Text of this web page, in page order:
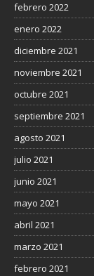
febrero 2022
enero 2022
diciembre 2021
noviembre 2021
octubre 2021
septiembre 2021
agosto 2021
julio 2021
junio 2021
mayo 2021
abril 2021
marzo 2021
febrero 2021